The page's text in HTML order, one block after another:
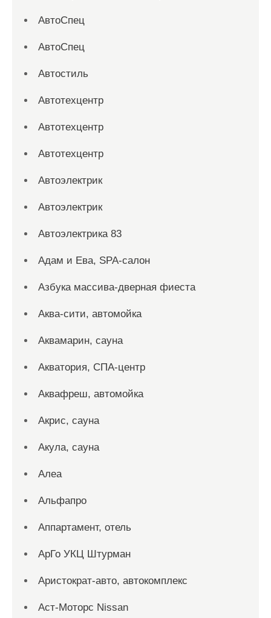
АвтоСпец
АвтоСпец
Автостиль
Автотехцентр
Автотехцентр
Автотехцентр
Автоэлектрик
Автоэлектрик
Автоэлектрика 83
Адам и Ева, SPA-салон
Азбука массива-дверная фиеста
Аква-сити, автомойка
Аквамарин, сауна
Акватория, СПА-центр
Аквафреш, автомойка
Акрис, сауна
Акула, сауна
Алеа
Альфапро
Аппартамент, отель
АрГо УКЦ Штурман
Аристократ-авто, автокомплекс
Аст-Моторс Nissan